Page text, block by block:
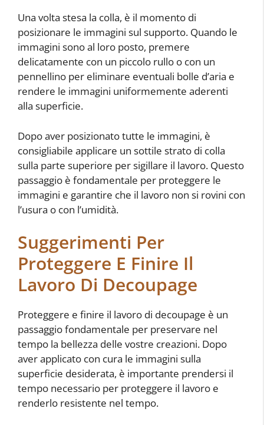
Una volta stesa la colla, è il momento di
posizionare le immagini sul supporto. Quando le
immagini sono al loro posto, premere
delicatamente con un piccolo rullo o con un
pennellino per eliminare eventuali bolle d’aria e
rendere le immagini uniformemente aderenti
alla superficie.
Dopo aver posizionato tutte le immagini, è
consigliabile applicare un sottile strato di colla
sulla parte superiore per sigillare il lavoro. Questo
passaggio è fondamentale per proteggere le
immagini e garantire che il lavoro non si rovini con
l’usura o con l’umidità.
Suggerimenti Per
Proteggere E Finire Il
Lavoro Di Decoupage
Proteggere e finire il lavoro di decoupage è un
passaggio fondamentale per preservare nel
tempo la bellezza delle vostre creazioni. Dopo
aver applicato con cura le immagini sulla
superficie desiderata, è importante prendersi il
tempo necessario per proteggere il lavoro e
renderlo resistente nel tempo.